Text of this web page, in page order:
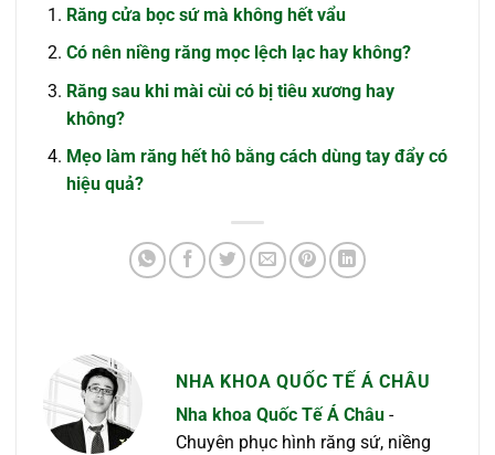
Răng cửa bọc sứ mà không hết vẩu
Có nên niềng răng mọc lệch lạc hay không?
Răng sau khi mài cùi có bị tiêu xương hay
không?
Mẹo làm răng hết hô bằng cách dùng tay đẩy có
hiệu quả?
NHA KHOA QUỐC TẾ Á CHÂU
Nha khoa Quốc Tế Á Châu -
Chuyên phục hình răng sứ, niềng